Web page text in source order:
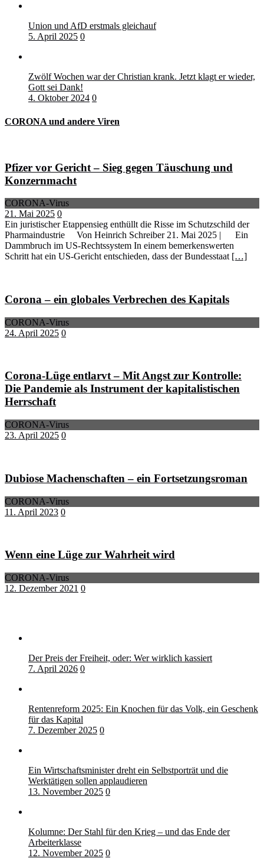
Union und AfD erstmals gleichauf
5. April 2025 0
Zwölf Wochen war der Christian krank. Jetzt klagt er wieder,
Gott sei Dank!
4. Oktober 2024 0
CORONA und andere Viren
Pfizer vor Gericht – Sieg gegen Täuschung und
Konzernmacht
CORONA-Virus
21. Mai 2025 0
Ein juristischer Etappensieg enthüllt die Risse im Schutzschild der
Pharmaindustrie Von Heinrich Schreiber 21. Mai 2025 | Ein
Dammbruch im US-Rechtssystem In einem bemerkenswerten
Schritt hat ein US-Gericht entschieden, dass der Bundesstaat […]
Corona – ein globales Verbrechen des Kapitals
CORONA-Virus
24. April 2025 0
Corona-Lüge entlarvt – Mit Angst zur Kontrolle:
Die Pandemie als Instrument der kapitalistischen
Herrschaft
CORONA-Virus
23. April 2025 0
Dubiose Machenschaften – ein Fortsetzungsroman
CORONA-Virus
11. April 2023 0
Wenn eine Lüge zur Wahrheit wird
CORONA-Virus
12. Dezember 2021 0
Der Preis der Freiheit, oder: Wer wirklich kassiert
7. April 2026 0
Rentenreform 2025: Ein Knochen für das Volk, ein Geschenk
für das Kapital
7. Dezember 2025 0
Ein Wirtschaftsminister dreht ein Selbstporträt und die
Werktätigen sollen applaudieren
13. November 2025 0
Kolumne: Der Stahl für den Krieg – und das Ende der
Arbeiterklasse
12. November 2025 0